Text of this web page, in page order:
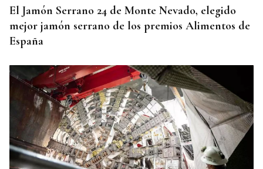
El Jamón Serrano 24 de Monte Nevado, elegido
mejor jamón serrano de los premios Alimentos de
España